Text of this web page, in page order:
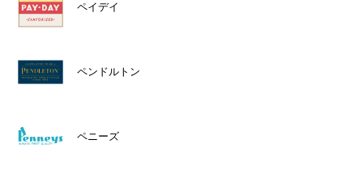
ペイデイ
ペンドルトン
ペニーズ